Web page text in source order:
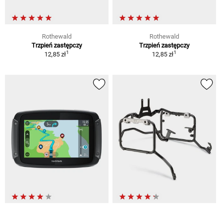
Rothewald
Trzpień zastępczy
12,85 zł1
Rothewald
Trzpień zastępczy
12,85 zł1